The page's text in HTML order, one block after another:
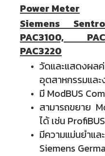
Power Meter
Siemens
PAC3100,
PAC3220
วัดและแสดง
อุตสาหกรรมและ
มี ModBUS
สามารถขยาย
ได้ เช่น
มีความแม่นยำแ
Siemens